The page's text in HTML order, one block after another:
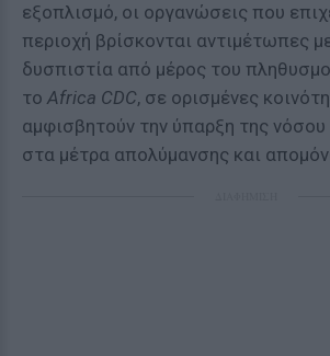
εξοπλισμό, οι οργανώσεις που
περιοχή βρίσκονται αντιμέτωπες
δυσπιστία από μέρος του
το Africa CDC, σε ορισμένες
αμφισβητούν την ύπαρξη της νόσου
στα μέτρα απολύμανσης και